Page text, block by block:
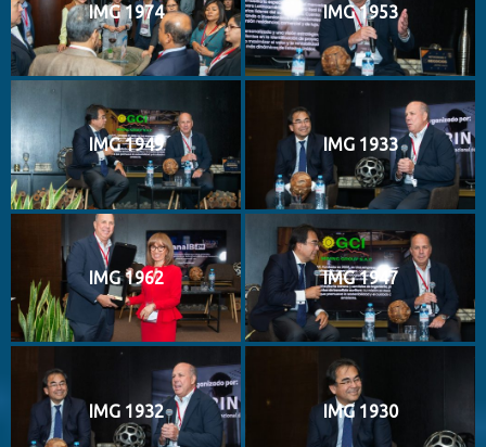
IMG 1974 IMG 1953
IMG 1949 IMG 1933
IMG 1962 IMG 1947
IMG 1932 IMG 1930